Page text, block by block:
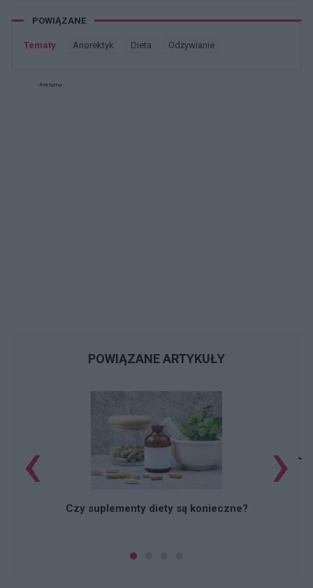
POWIĄZANE
Tematy anorektyk dieta odżywianie
Reklama:
POWIĄZANE ARTYKUŁY
Czy suplementy diety są konieczne?
‹ ›